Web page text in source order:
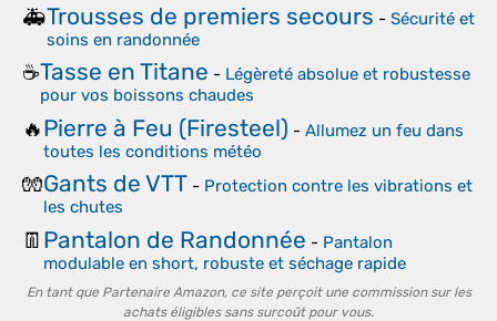
🚑Trousses de premiers secours - Sécurité et
soins en randonnée
☕Tasse en Titane - Légèreté absolue et robustesse
pour vos boissons chaudes
🔥Pierre à Feu (Firesteel) - Allumez un feu dans
toutes les conditions météo
🧤Gants de VTT - Protection contre les vibrations et
les chutes
👖 Pantalon de Randonnée - Pantalon
modulable en short, robuste et séchage rapide
En tant que Partenaire Amazon, ce site perçoit une commission sur les
achats éligibles sans surcoût pour vous.